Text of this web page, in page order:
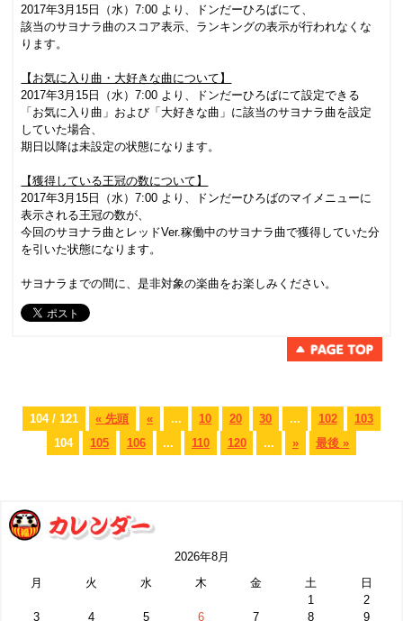
2017年3月15日（水）7:00 より、ドンだーひろばにて、
該当のサヨナラ曲のスコア表示、ランキングの表示が行われなくな
ります。
【お気に入り曲・大好きな曲について】
2017年3月15日（水）7:00 より、ドンだーひろばにて設定できる
「お気に入り曲」および「大好きな曲」に該当のサヨナラ曲を設定
していた場合、
期日以降は未設定の状態になります。
【獲得している王冠の数について】
2017年3月15日（水）7:00 より、ドンだーひろばのマイメニューに
表示される王冠の数が、
今回のサヨナラ曲とレッドVer.稼働中のサヨナラ曲で獲得していた分
を引いた状態になります。
サヨナラまでの間に、是非対象の楽曲をお楽しみください。
104 / 121 « 先頭 « ... 10 20 30 ... 102
103
104
105 106 ... 110 120 ... » 最後 »
2026年8月
月
火 水 木 金 土
日
1
2
3
4 5 6 7 8 9